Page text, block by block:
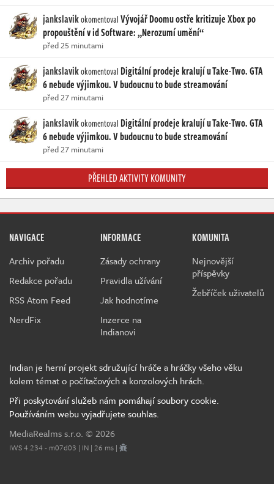
jankslavikokomentovalVývojář Doomu ostře kritizuje Xbox po
propouštění v id Software: „Nerozumí umění“
před 25 minutami
jankslavikokomentoval Digitální prodeje kralují u Take-Two. GTA
6 nebude výjimkou. V budoucnu to bude streamování
před 27 minutami
jankslavikokomentoval Digitální prodeje kralují u Take-Two. GTA
6 nebude výjimkou. V budoucnu to bude streamování
před 27 minutami
PŘEHLED AKTIVITY KOMUNITY
NAVIGACE
Archiv pořadu
Redakce pořadu
RSS Atom Feed
NerdFix
INFORMACE
Zásady ochrany
Pravidla užívání
Jak hodnotíme
Inzerce na
Indianovi
KOMUNITA
Nejnovější
příspěvky
Žebříček uživatelů
Indian je herní projekt sdružující hráče a hráčky všeho věku
kolem témat o počítačových a konzolových hrách.
Při poskytování služeb nám pomáhají soubory cookie.
Používáním webu vyjadřujete souhlas.
MediaRealms s.r.o. © 2026
IWS 4.234 - m07d03 | IN | 26 ms |